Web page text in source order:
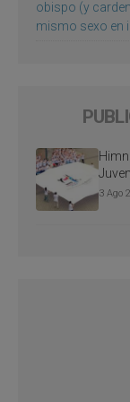
obispo (y
mismo sexo en
3 Ago